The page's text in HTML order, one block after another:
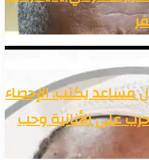
مساعد يكتب: الإحصاء
على الأنانية وحب